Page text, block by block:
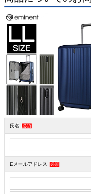
氏名 必須
Eメールアドレス 必須